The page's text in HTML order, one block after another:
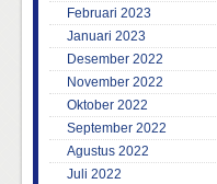
Februari 2023
Januari 2023
Desember 2022
November 2022
Oktober 2022
September 2022
Agustus 2022
Juli 2022